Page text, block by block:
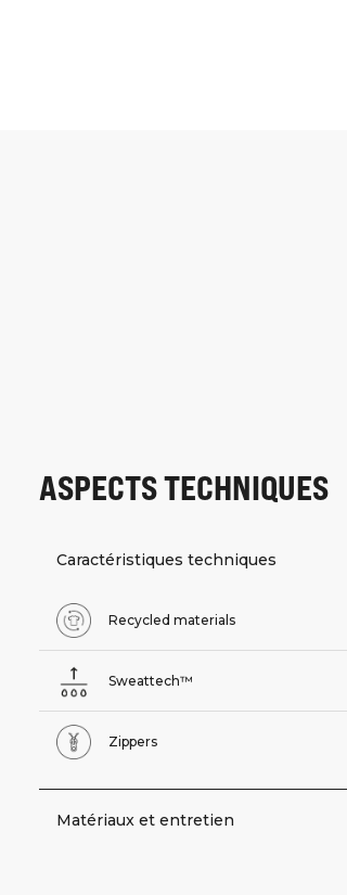
ASPECTS TECHNIQUES
Caractéristiques techniques
Recycled materials
Sweattech™
Zippers
Matériaux et entretien